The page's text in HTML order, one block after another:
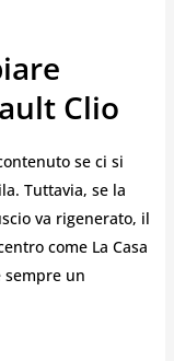
Clio
se ci si
Tuttavia, se la
va rigenerato, il
come La Casa
sempre un